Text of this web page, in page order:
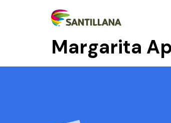
Margarita